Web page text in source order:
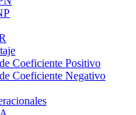
Coeficiente Positivo
Coeficiente Negativo